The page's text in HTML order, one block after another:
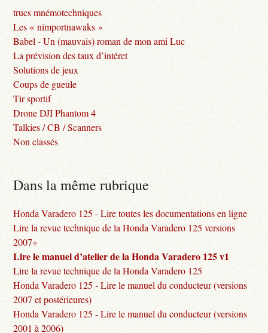
trucs mnémotechniques
Les « nimportnawaks »
Babel - Un (mauvais) roman de mon ami Luc
La prévision des taux d’intéret
Solutions de jeux
Coups de gueule
Tir sportif
Drone DJI Phantom 4
Talkies / CB / Scanners
Non classés
Dans la même rubrique
Honda Varadero 125 - Lire toutes les documentations en ligne
Lire la revue technique de la Honda Varadero 125 versions
2007+
Lire le manuel d’atelier de la Honda Varadero 125 v1
Lire la revue technique de la Honda Varadero 125
Honda Varadero 125 - Lire le manuel du conducteur (versions
2007 et postérieures)
Honda Varadero 125 - Lire le manuel du conducteur (versions
2001 à 2006)